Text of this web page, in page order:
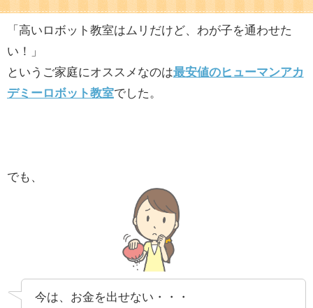
「高いロボット教室はムリだけど、わが子を通わせた
い！」
というご家庭にオススメなのは最安値のヒューマンアカ
デミーロボット教室でした。
でも、
今は、お金を出せない・・・